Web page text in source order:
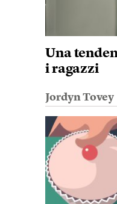
Una
i ragazzi
Jordyn Tovey